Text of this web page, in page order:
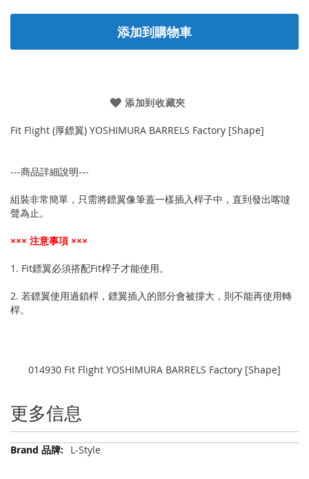
添加到購物車
添加到收藏夾
Fit Flight (厚鏢翼) YOSHIMURA BARRELS Factory [Shape]
---商品詳細說明---
組裝非常簡單，只需將鏢翼像筆蓋一樣插入桿子中，直到發出喀噠
聲為止。
××× 注意事項 ×××
1. Fit鏢翼必須搭配Fit桿子才能使用。
2. 若鏢翼使用過鎖桿，鏢翼插入的部分會被撐大，則不能再使用轉
桿。
014930 Fit Flight YOSHIMURA BARRELS Factory [Shape]
更多信息
更
L-Style